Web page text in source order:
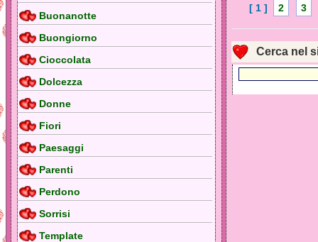
Buonanotte
Buongiorno
Cioccolata
Dolcezza
Donne
Fiori
Paesaggi
Parenti
Perdono
Sorrisi
Template
[ 1 ] 2 3
Cerca nel